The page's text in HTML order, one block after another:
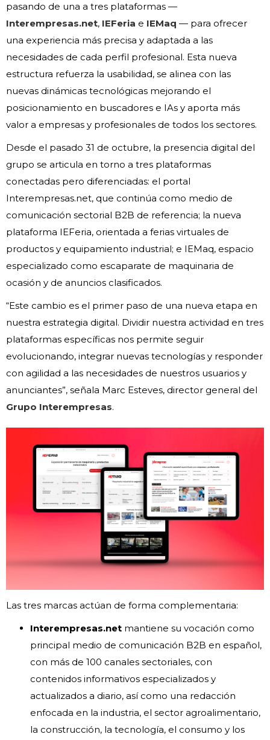
pasando de una a tres plataformas —
Interempresas.net, IEFeria e IEMaq — para ofrecer
una experiencia más precisa y adaptada a las
necesidades de cada perfil profesional. Esta nueva
estructura refuerza la usabilidad, se alinea con las
nuevas dinámicas tecnológicas mejorando el
posicionamiento en buscadores e IAs y aporta más
valor a empresas y profesionales de todos los sectores.
Desde el pasado 31 de octubre, la presencia digital del
grupo se articula en torno a tres plataformas
conectadas pero diferenciadas: el portal
Interempresas.net, que continúa como medio de
comunicación sectorial B2B de referencia; la nueva
plataforma IEFeria, orientada a ferias virtuales de
productos y equipamiento industrial; e IEMaq, espacio
especializado como escaparate de maquinaria de
ocasión y de anuncios clasificados.
“Este cambio es el primer paso de una nueva etapa en
nuestra estrategia digital. Dividir nuestra actividad en tres
plataformas específicas nos permite seguir
evolucionando, integrar nuevas tecnologías y responder
con agilidad a las necesidades de nuestros usuarios y
anunciantes”, señala Marc Esteves, director general del
Grupo Interempresas.
Las tres marcas actúan de forma complementaria:
Interempresas.net mantiene su vocación como
principal medio de comunicación B2B en español,
con más de 100 canales sectoriales, con
contenidos informativos especializados y
actualizados a diario, así como una redacción
enfocada en la industria, el sector agroalimentario,
la construcción, la tecnología, el consumo y los